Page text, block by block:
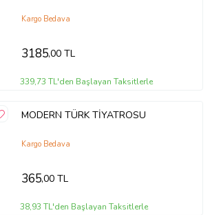
Kargo Bedava
3185,00 TL
339,73 TL'den Başlayan Taksitlerle
MODERN TÜRK TİYATROSU
Kargo Bedava
365,00 TL
38,93 TL'den Başlayan Taksitlerle